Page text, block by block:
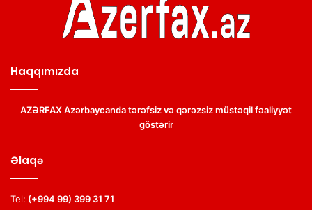
Haqqımızda
AZƏRFAX Azərbaycanda tərəfsiz və qərəzsiz müstəqil fəaliyyət
göstərir
Əlaqə
Tel: (+994 99) 399 31 71